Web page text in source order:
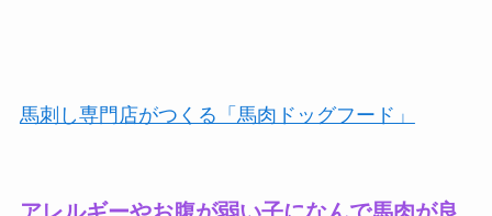
馬刺し専門店がつくる「馬肉ドッグフード」